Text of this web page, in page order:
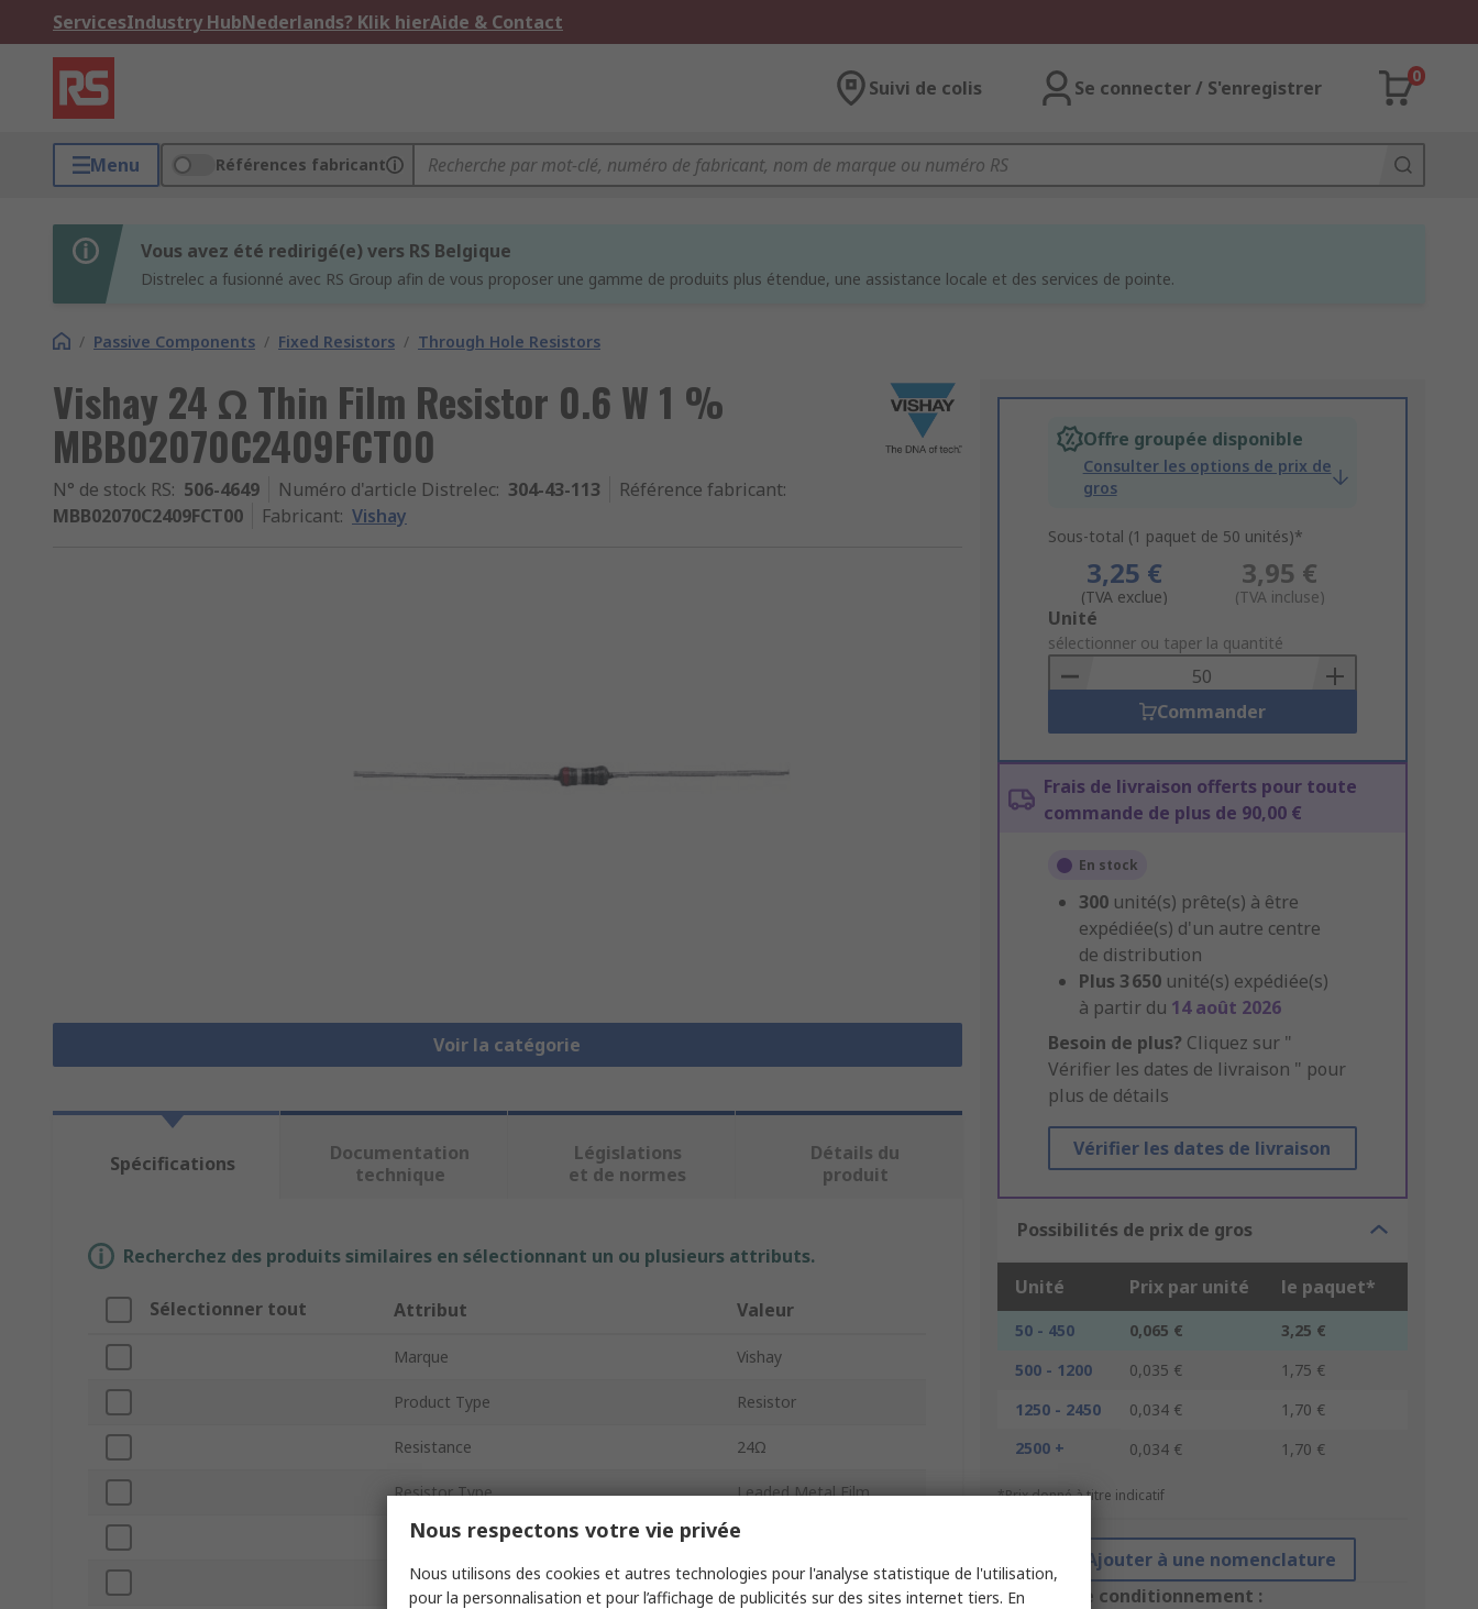
ServicesIndustry HubNederlands? Klik hierAide & Contact
Suivi de colis Se connecter / S'enregistrer
0
Menu Références fabricant
Vous avez été redirigé(e) vers RS Belgique
Distrelec a fusionné avec RS Group afin de vous proposer une gamme de produits plus étendue, une assistance locale et des services de pointe.
/ Passive Components / Fixed Resistors / Through Hole Resistors
Vishay 24 Ω Thin Film Resistor 0.6 W 1 %
MBB02070C2409FCT00
N° de stock RS: 506-4649 Numéro d'article Distrelec: 304-43-113 Référence fabricant:
MBB02070C2409FCT00
Fabricant: Vishay
Voir la catégorie
Offre groupée disponible
Consulter les options de prix de
gros
Sous-total (1 paquet de 50 unités)*
3,25 €
(TVA exclue)
3,95 €
(TVA incluse)
Add
to
Basket
Unité
sélectionner ou taper la quantité
Commander
Frais de livraison offerts pour toute
commande de plus de 90,00 €
En stock
300 unité(s) prête(s) à être
expédiée(s) d'un autre centre
de distribution
Plus 3 650 unité(s) expédiée(s)
à partir du 14 août 2026
Besoin de plus? Cliquez sur "
Vérifier les dates de livraison " pour
plus de détails
Vérifier les dates de livraison
Possibilités de prix de gros
Unité Prix par unité le paquet*
50 - 450 0,065 €
3,25 €
500 - 1200
0,035 €
1,75 €
1250 - 2450
0,034 €
1,70 €
2500 +
0,034 € 1,70 €
*Prix donné à titre indicatif
Ajouter à une nomenclature
Options de conditionnement :
Spécifications
Documentation
technique
Législations
et de normes
Détails du
produit
Recherchez des produits similaires en sélectionnant un ou plusieurs attributs.
Sélectionner tout Attribut Valeur
Marque Vishay
Product Type Resistor
Resistance 24Ω
Resistor Type Leaded Metal Film
Power Rating 0.6W
Tolerance ± 1%
Nous respectons votre vie privée
Nous utilisons des cookies et autres technologies pour l'analyse statistique de l'utilisation,
pour la personnalisation et pour l’affichage de publicités sur des sites internet tiers. En